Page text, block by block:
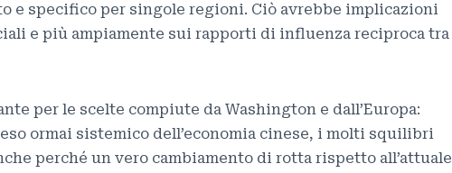
e specifico per singole regioni. Ciò avrebbe implicazioni
e più ampiamente sui rapporti di influenza reciproca tra
per le scelte compiute da Washington e dall’Europa:
ormai sistemico dell’economia cinese, i molti squilibri
perché un vero cambiamento di rotta rispetto all’attuale